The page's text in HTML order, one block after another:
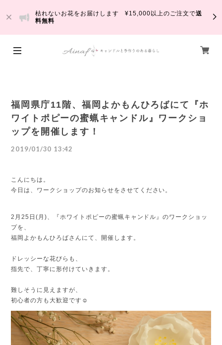
枯れないお花をお届けします ¥15,000以上のご注文で送
料無料
福岡県庁11階、福岡よかもんひろばにて『ホ
ワイトポピーの蜜蝋キャンドル』ワークショ
ップを開催します！
2019/01/30 13:42
こんにちは。
今日は、ワークショップのお知らせをさせてください。
2月25日(月)、『ホワイトポピーの蜜蝋キャンドル』のワークショッ
プを、
福岡よかもんひろばさんにて、開催します。
ドレッシーな花びらも、
指先で、丁寧に形付けていきます。
難しそうに見えますが、
初心者の方も大歓迎です☺️